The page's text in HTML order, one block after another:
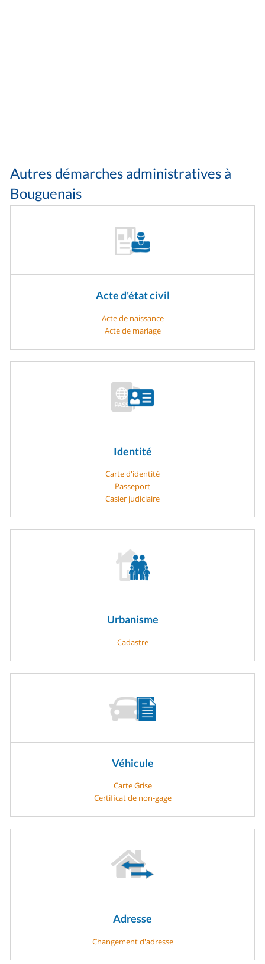
Autres démarches administratives à
Bouguenais
Acte d'état civil
Acte de naissance
Acte de mariage
Identité
Carte d'identité
Passeport
Casier judiciaire
Urbanisme
Cadastre
Véhicule
Carte Grise
Certificat de non-gage
Adresse
Changement d'adresse